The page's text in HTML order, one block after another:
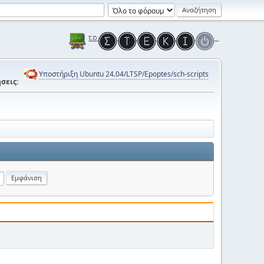
Υποστήριξη Ubuntu 24.04/LTSP/Epoptes/sch-scripts